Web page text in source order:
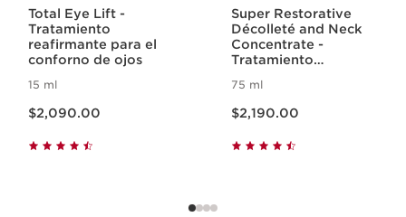
Total Eye Lift -
Tratamiento
reafirmante para el
conforno de ojos
15 ml
$2,090.00
Super Restorative
Décolleté and Neck
Concentrate -
Tratamiento
Cuello y Escote
75 ml
$2,190.00